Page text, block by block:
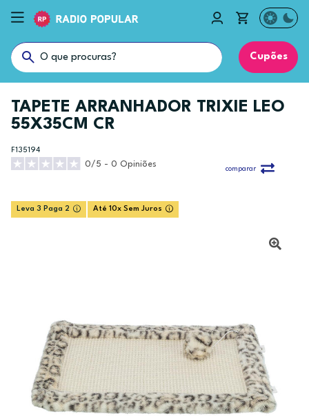
Cupões
TAPETE ARRANHADOR TRIXIE LEO
55X35CM CR
F135194
0/5 - 0 Opiniões
comparar
Leva 3 Paga 2 Até 10x Sem Juros